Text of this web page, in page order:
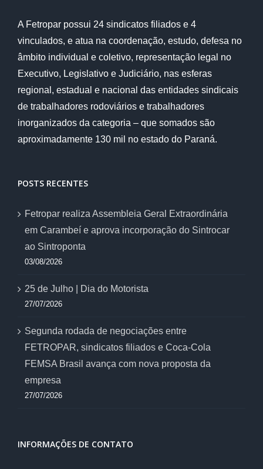
A Fetropar possui 24 sindicatos filiados e 4
vinculados, e atua na coordenação, estudo, defesa no
âmbito individual e coletivo, representação legal no
Executivo, Legislativo e Judiciário, nas esferas
regional, estadual e nacional das entidades sindicais
de trabalhadores rodoviários e trabalhadores
inorganizados da categoria – que somados são
aproximadamente 130 mil no estado do Paraná.
POSTS RECENTES
Fetropar realiza Assembleia Geral Extraordinária
em Carambeí e aprova incorporação do Sintrocar
ao Sintroponta
03/08/2026
25 de Julho | Dia do Motorista
27/07/2026
Segunda rodada de negociações entre
FETROPAR, sindicatos filiados e Coca-Cola
FEMSA Brasil avança com nova proposta da
empresa
27/07/2026
INFORMAÇÕES DE CONTATO